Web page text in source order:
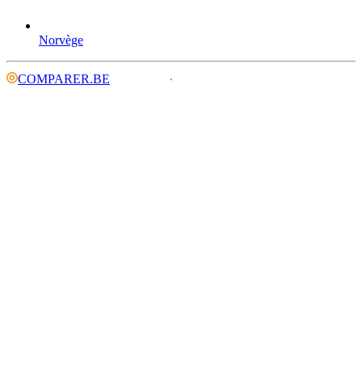
Norvège
COMPARER.BE